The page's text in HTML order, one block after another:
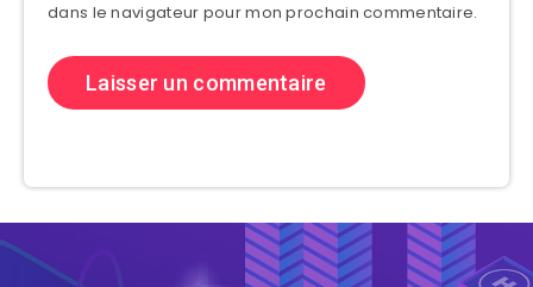
dans le navigateur pour mon prochain commentaire.